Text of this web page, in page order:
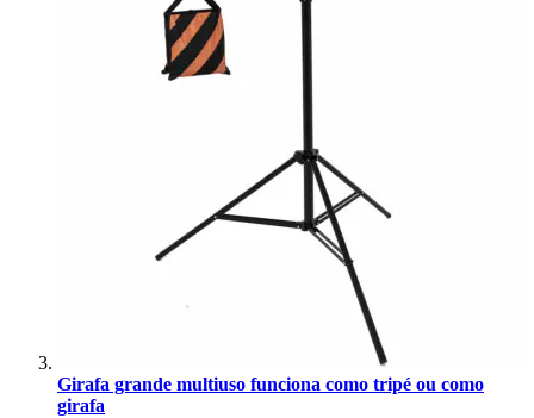
Girafa grande multiuso funciona como tripé ou como
girafa